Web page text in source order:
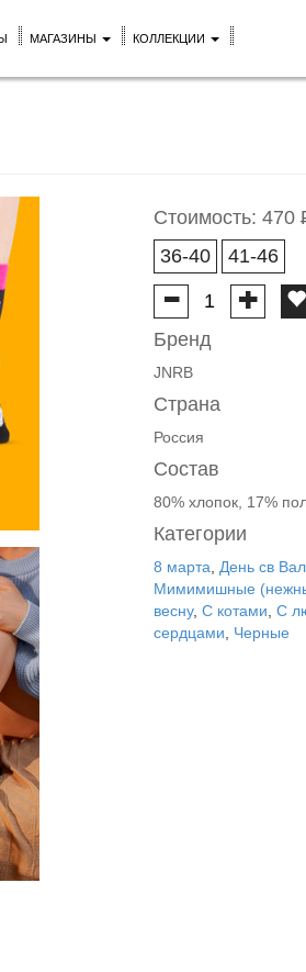
МАГАЗИНЫ КОЛЛЕКЦИИ
Стоимость: 470
36-40
41-46
Бренд
JNRB
Страна
Россия
Состав
80% хлопок, 17%
Категории
8 марта День св
Мимимишные
весну, С котами С
сердцами
Черные